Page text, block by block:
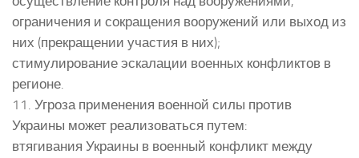
ограничения и сокращения вооружений или выход из
них (прекращении участия в них);
стимулирование эскалации военных конфликтов в
регионе.
11. Угроза применения военной силы против
Украины может реализоваться путем:
втягивания Украины в военный конфликт между